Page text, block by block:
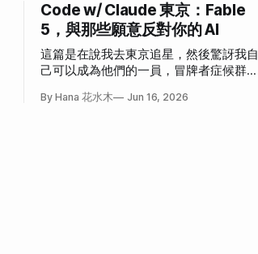
Code w/ Claude 東京：Fable
5，與那些願意反對你的 AI
這篇是在說我去東京追星，然後驚訝我自
己可以成為他們的一員，冒牌者症候群大
By Hana 花水木 Jun 16, 2026